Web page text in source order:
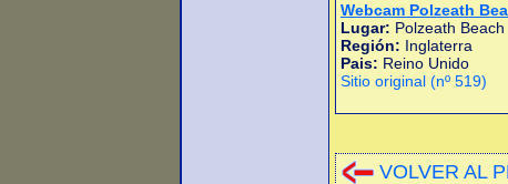
Webcam Polzeath
Lugar: Polzeath Beach
Región: Inglaterra
Pais: Reino Unido
Sitio original (nº 519)
VOLVER AL